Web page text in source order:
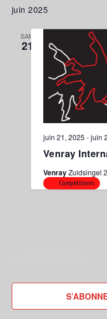
juin 2025
SAM
21
Venray
juin 21, 2025 -juin
VenrayZuidsingel
Compétitions